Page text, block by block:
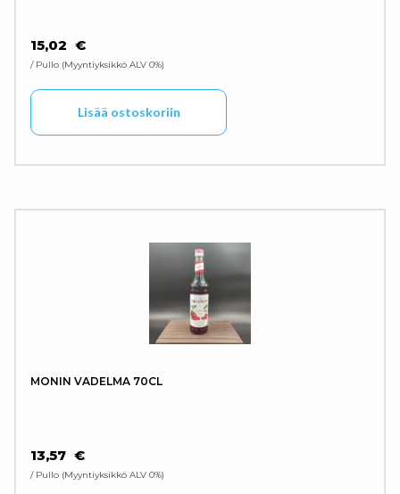
15,02 €
/ Pullo Myyntiyksikkö ALV 0%
Lisää ostoskoriin
MONIN VADELMA 70CL
13,57 €
/ Pullo Myyntiyksikkö ALV 0%